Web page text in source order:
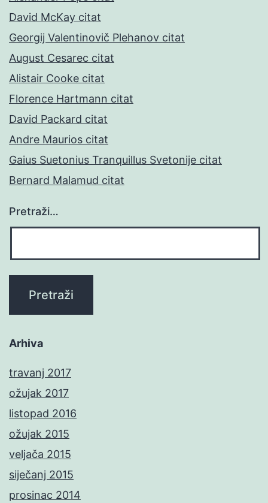
David McKay citat
Georgij Valentinovič Plehanov citat
August Cesarec citat
Alistair Cooke citat
Florence Hartmann citat
David Packard citat
Andre Maurios citat
Gaius Suetonius Tranquillus Svetonije citat
Bernard Malamud citat
Pretraži…
Arhiva
travanj 2017
ožujak 2017
listopad 2016
ožujak 2015
veljača 2015
siječanj 2015
prosinac 2014